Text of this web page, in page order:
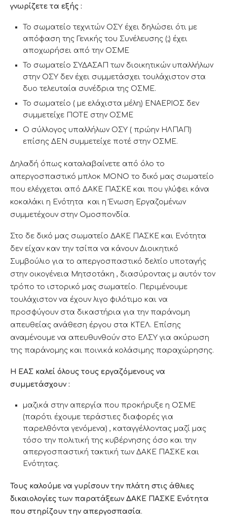
γνωρίζετε τα εξής :
Το σωματείο τεχνιτών ΟΣΥ έχει δηλώσει ότι με
απόφαση της Γενικής του Συνέλευσης (;) έχει
αποχωρήσει από την ΟΣΜΕ
Το σωματείο ΣΥΔΑΣΑΠ των διοικητικών υπαλλήλων
στην ΟΣΥ δεν έχει συμμετάσχει τουλάχιστον στα
δυο τελευταία συνέδρια της ΟΣΜΕ.
Το σωματείο ( με ελάχιστα μέλη) ΕΝΑΕΡΙΟΣ δεν
συμμετείχε ΠΟΤΕ στην ΟΣΜΕ
Ο σύλλογος υπαλλήλων ΟΣΥ ( πρώην ΗΛΠΑΠ)
επίσης ΔΕΝ συμμετείχε ποτέ στην ΟΣΜΕ.
Δηλαδή όπως καταλαβαίνετε από όλο το
απεργοσπαστικό μπλοκ ΜΟΝΟ το δικό μας σωματείο
που ελέγχεται από ΔΑΚΕ ΠΑΣΚΕ και που γλύφει κάνα
κοκαλάκι η Ενότητα και η Ένωση Εργαζομένων
συμμετέχουν στην Ομοσπονδία.
Στο δε δικό μας σωματείο ΔΑΚΕ ΠΑΣΚΕ και Ενότητα
δεν είχαν καν την τσίπα να κάνουν Διοικητικό
Συμβούλιο για το απεργοσπαστικό δελτίο υποταγής
στην οικογένεια Μητσοτάκη , διασύροντας μ αυτόν τον
τρόπο το ιστορικό μας σωματείο. Περιμένουμε
τουλάχιστον να έχουν λιγο φιλότιμο και να
προσφύγουν στα δικαστήρια για την παράνομη
απευθείας ανάθεση έργου στα ΚΤΕΛ. Επίσης
αναμένουμε να απευθυνθούν στο ΕΛΣΥ για ακύρωση
της παράνομης και ποινικά κολάσιμης παραχώρησης.
Η ΕΑΣ καλεί όλους τους εργαζόμενους να
συμμετάσχουν :
μαζικά στην απεργία που προκήρυξε η ΟΣΜΕ
(παρότι έχουμε τεράστιες διαφορές για
παρελθόντα γενόμενα) , καταγγέλλοντας μαζί μας
τόσο την πολιτική της κυβέρνησης όσο και την
απεργοσπαστική τακτική των ΔΑΚΕ ΠΑΣΚΕ και
Ενότητας.
Τους καλούμε να γυρίσουν την πλάτη στις άθλιες
δικαιολογίες των παρατάξεων ΔΑΚΕ ΠΑΣΚΕ Ενότητα
που στηρίζουν την απεργοσπασία.